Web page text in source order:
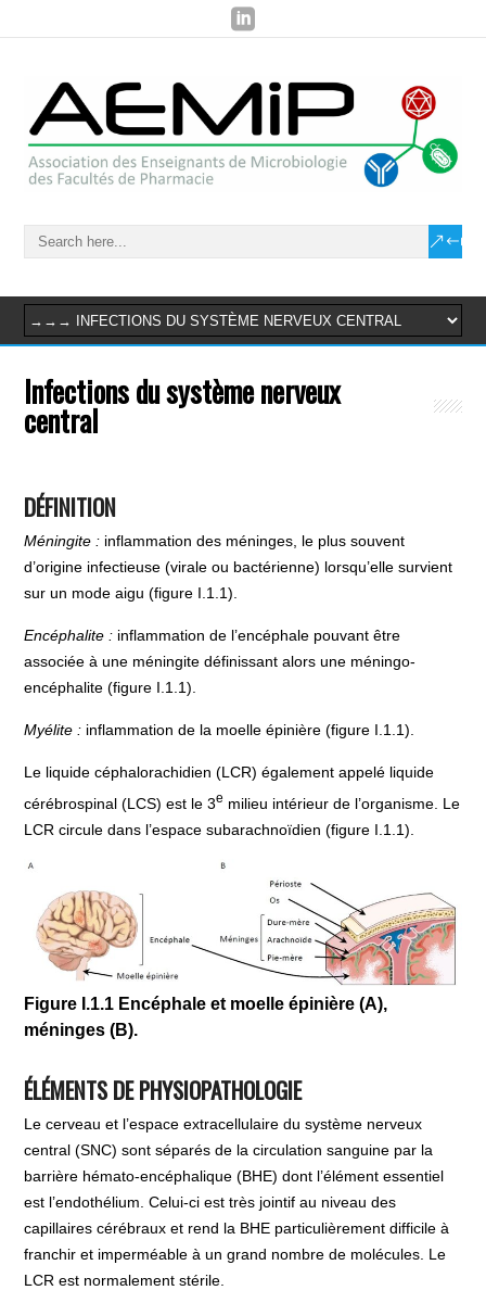
Infections du système nerveux
central
DÉFINITION
Méningite : inflammation des méninges, le plus souvent
d’origine infectieuse (virale ou bactérienne) lorsqu’elle survient
sur un mode aigu (figure I.1.1).
Encéphalite : inflammation de l’encéphale pouvant être
associée à une méningite définissant alors une méningo-
encéphalite (figure I.1.1).
Myélite : inflammation de la moelle épinière (figure I.1.1).
Le liquide céphalorachidien (LCR) également appelé liquide
cérébrospinal (LCS) est le 3e milieu intérieur de l’organisme. Le
LCR circule dans l’espace subarachnoïdien (figure I.1.1).
Figure I.1.1 Encéphale et moelle épinière (A),
méninges (B).
ÉLÉMENTS DE PHYSIOPATHOLOGIE
Le cerveau et l’espace extracellulaire du système nerveux
central (SNC) sont séparés de la circulation sanguine par la
barrière hémato-encéphalique (BHE) dont l’élément essentiel
est l’endothélium. Celui-ci est très jointif au niveau des
capillaires cérébraux et rend la BHE particulièrement difficile à
franchir et imperméable à un grand nombre de molécules. Le
LCR est normalement stérile.